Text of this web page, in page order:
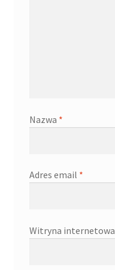
Nazwa *
Adres email *
Witryna internetowa